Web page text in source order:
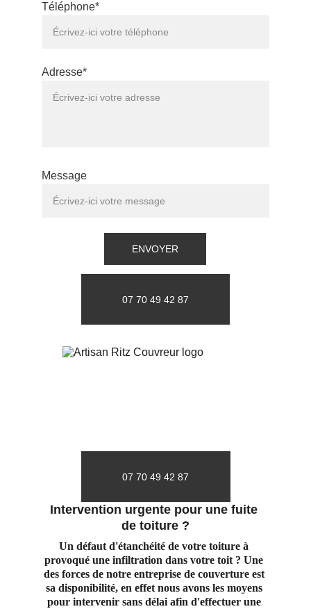
Téléphone*
Adresse*
Message
ENVOYER
07 70 49 42 87
Intervention urgente pour une fuite
de toiture ?
Un défaut d'étanchéité de votre toiture à
provoqué une infiltration dans votre toit ? Une
des forces de notre entreprise de couverture est
sa disponibilité, en effet nous avons les moyens
pour intervenir sans délai afin d'effectuer une
07 70 49 42 87